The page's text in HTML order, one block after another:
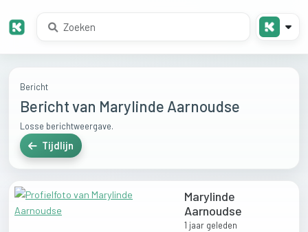
Bericht
Bericht van Marylinde Aarnoudse
Losse berichtweergave.
Tijdlijn
Marylinde
Aarnoudse
1 jaar geleden